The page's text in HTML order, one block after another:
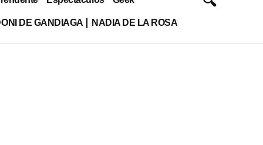
DE GANDIAGA NADIA DE LA ROSA